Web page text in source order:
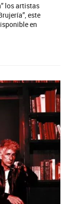
los artistas
este
en